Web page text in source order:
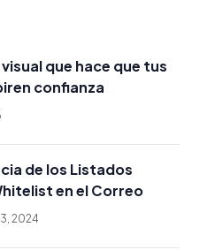
visual que hace que tus
confianza
de los Listados
en el Correo
2024